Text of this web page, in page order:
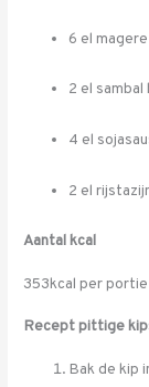
6 el
2 el sambal
4 el
2 el
Aantal kcal
353kcal per portie
Recept pittige
Bak de kip